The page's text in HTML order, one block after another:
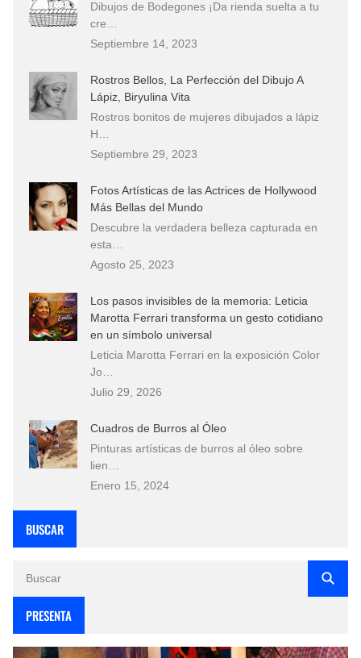
Dibujos de Bodegones ¡Da rienda suelta a tu
cre…
Septiembre 14, 2023
Rostros Bellos, La Perfección del Dibujo A
Lápiz, Biryulina Vita
Rostros bonitos de mujeres dibujados a lápiz
H…
Septiembre 29, 2023
Fotos Artísticas de las Actrices de Hollywood
Más Bellas del Mundo
Descubre la verdadera belleza capturada en
esta…
Agosto 25, 2023
Los pasos invisibles de la memoria: Leticia
Marotta Ferrari transforma un gesto cotidiano
en un símbolo universal
Leticia Marotta Ferrari en la exposición Color
Jo…
Julio 29, 2026
Cuadros de Burros al Óleo
Pinturas artísticas de burros al óleo sobre
lien…
Enero 15, 2024
BUSCAR
PRESENTA